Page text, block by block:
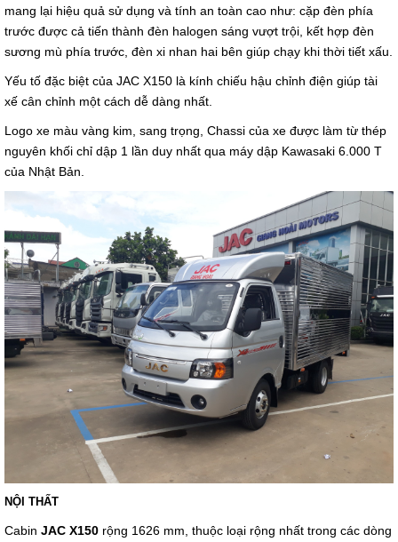
mang lại hiệu quả sử dụng và tính an toàn cao như: cặp đèn phía
trước được cả tiến thành đèn halogen sáng vượt trội, kết hợp đèn
sương mù phía trước, đèn xi nhan hai bên giúp chạy khi thời tiết xấu.
Yếu tố đặc biệt của JAC X150 là kính chiếu hậu chỉnh điện giúp tài
xế cân chỉnh một cách dễ dàng nhất.
Logo xe màu vàng kim, sang trọng, Chassi của xe được làm từ thép
nguyên khối chỉ dập 1 lần duy nhất qua máy dập Kawasaki 6.000 T
của Nhật Bản.
NỘI THẤT
Cabin JAC X150 rộng 1626 mm, thuộc loại rộng nhất trong các dòng